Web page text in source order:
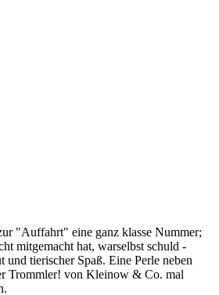
"Auffahrt" eine ganz klasse Nummer;
mitgemacht hat, warselbst schuld -
und tierischer Spaß. Eine Perle neben
Trommler! von Kleinow & Co. mal